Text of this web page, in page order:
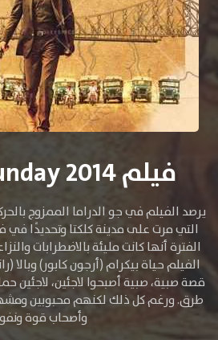
فيلم Gunday 2014 مترجم
يرصد الفيلم في جو الدراما الممزوج
التي مرت على مدينة كلكتا وتحديدًا في
الفترة أنها كانت مليئة بالاضطرابات
الفيلم حياة بيكرام (أرجون كابور) وبالا
قصة صبية، صبية أصبحوا لاجئين، لاجئين
طرق. ورغم كل ذلك لكنهم محبوبين
وأصحاب قوة